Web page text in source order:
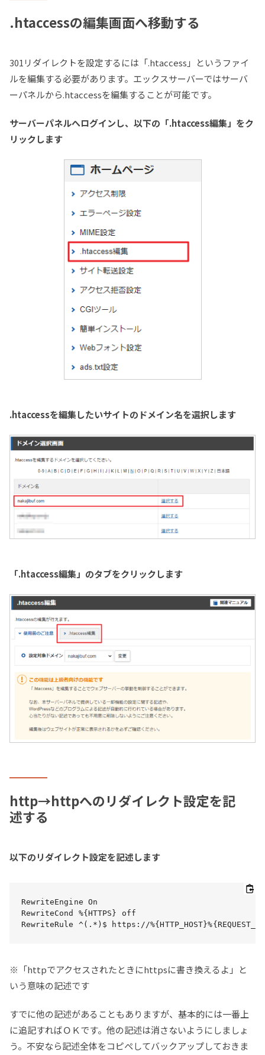
.htaccessの編集画面へ移動する
301リダイレクトを設定するには「.htaccess」というファイ
ルを編集する必要があります。エックスサーバーではサーバ
ーパネルから.htaccessを編集することが可能です。
サーバーパネルへログインし、以下の「.htaccess編集」をク
リックします
.htaccessを編集したいサイトのドメイン名を選択します
「.htaccess編集」のタブをクリックします
http→httpへのリダイレクト設定を記
述する
以下のリダイレクト設定を記述します
RewriteEngine On
RewriteCond %{HTTPS} off
RewriteRule ^(.*)$ https://
※「httpでアクセスされたときにhttpsに書き換えるよ」と
いう意味の記述です
すでに他の記述があることもありますが、基本的には一番上
に追記すればＯＫです。他の記述は消さないようにしましょ
う。不安なら記述全体をコピぺしてバックアップしておきま